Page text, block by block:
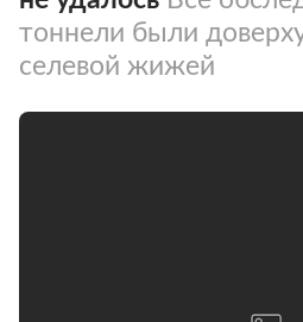
тоннели были
селевой жижей